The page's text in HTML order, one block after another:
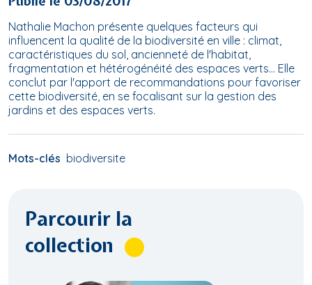
Nathalie Machon présente quelques facteurs qui
influencent la qualité de la biodiversité en ville : climat,
caractéristiques du sol, ancienneté de l'habitat,
fragmentation et hétérogénéité des espaces verts... Elle
conclut par l'apport de recommandations pour favoriser
cette biodiversité, en se focalisant sur la gestion des
jardins et des espaces verts.
Mots-clés biodiversite
Parcourir la
collection